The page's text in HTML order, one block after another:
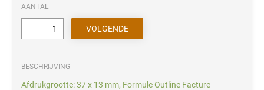
AANTAL
BESCHRIJVING
Afdrukgrootte: 37 x 13 mm, Formule Outline Facture